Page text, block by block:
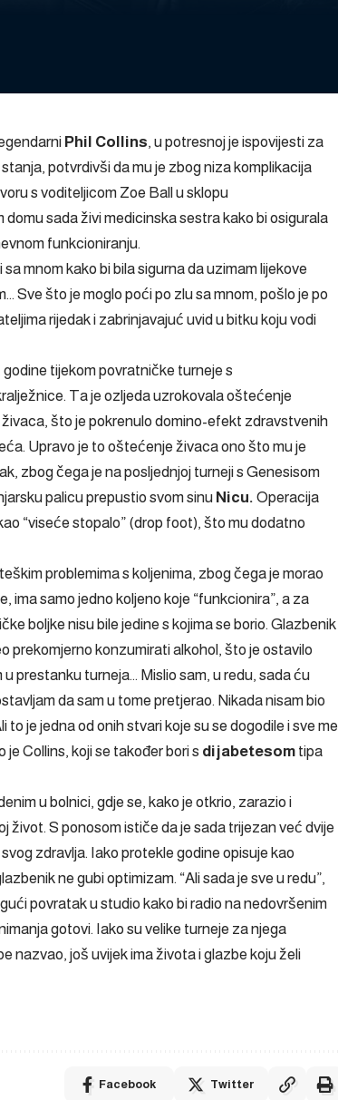
Phil Collins, u potresnoj je ispovijesti za
potvrdivši da mu je zbog niza komplikacija
s voditeljicom Zoe Ball u sklopu
domu sada živi medicinska sestra kako bi osigurala
funkcioniranju.
mnom kako bi bila sigurna da uzimam lijekove
Sve što je moglo poći po zlu sa mnom, pošlo je po
rijedak i zabrinjavajuć uvid u bitku koju vodi
tijekom povratničke turneje s
Ta je ozljeda uzrokovala oštećenje
što je pokrenulo domino-efekt zdravstvenih
Upravo je to oštećenje živaca ono što mu je
zbog čega je na posljednjoj turneji s Genesisom
palicu prepustio svom sinu Nicu. Operacija
“viseće stopalo” (drop foot), što mu dodatno
problemima s koljenima, zbog čega je morao
ima samo jedno koljeno koje “funkcionira”, a za
boljke nisu bile jedine s kojima se borio. Glazbenik
prekomjerno konzumirati alkohol, što je ostavilo
prestanku turneja… Mislio sam, u redu, sada ću
da sam u tome pretjerao. Nikada nisam bio
je jedna od onih stvari koje su se dogodile i sve me
je Collins, koji se također bori s dijabetesom tipa
u bolnici, gdje se, kako je otkrio, zarazio i
život. S ponosom ističe da je sada trijezan već dvije
zdravlja. Iako protekle godine opisuje kao
ne gubi optimizam. “Ali sada je sve u redu”,
povratak u studio kako bi radio na nedovršenim
gotovi. Iako su velike turneje za njega
nazvao, još uvijek ima života i glazbe koju želi
Facebook Twitter